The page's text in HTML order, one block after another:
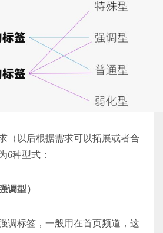
（以后根据需求可以拓展或者合
6种型式：
调型）
调标签，一般用在首页频道，这